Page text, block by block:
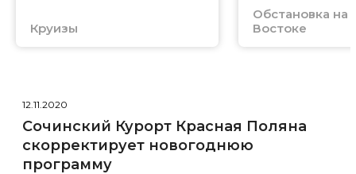
Круизы
Обстановка
Востоке
12.11.2020
Сочинский Курорт Красная Поляна
скорректирует новогоднюю
программу